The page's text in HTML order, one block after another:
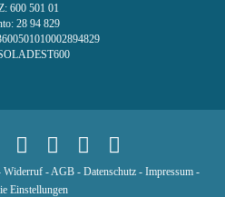
600 501 01
28 94 829
Widerruf-AGB- Datenschutz- Impressum-
Einstellungen